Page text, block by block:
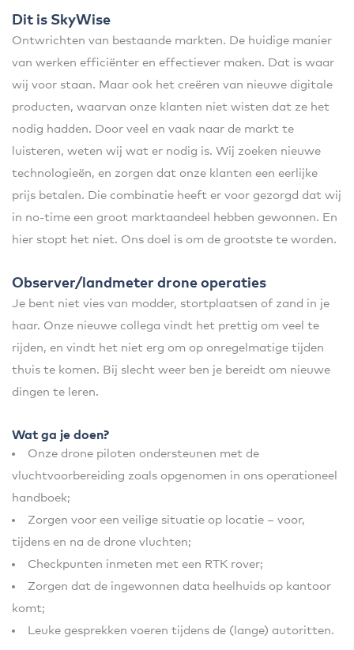
Dit is SkyWise
Ontwrichten van bestaande markten. De huidige manier
van werken efficiënter en effectiever maken. Dat is waar
wij voor staan. Maar ook het creëren van nieuwe digitale
producten, waarvan onze klanten niet wisten dat ze het
nodig hadden. Door veel en vaak naar de markt te
luisteren, weten wij wat er nodig is. Wij zoeken nieuwe
technologieën, en zorgen dat onze klanten een eerlijke
prijs betalen. Die combinatie heeft er voor gezorgd dat wij
in no-time een groot marktaandeel hebben gewonnen. En
hier stopt het niet. Ons doel is om de grootste te worden.
Observer/landmeter drone operaties
Je bent niet vies van modder, stortplaatsen of zand in je
haar. Onze nieuwe collega vindt het prettig om veel te
rijden, en vindt het niet erg om op onregelmatige tijden
thuis te komen. Bij slecht weer ben je bereidt om nieuwe
dingen te leren.
Wat ga je doen?
Onze drone piloten ondersteunen met de
vluchtvoorbereiding zoals opgenomen in ons operationeel
handboek;
Zorgen voor een veilige situatie op locatie – voor,
tijdens en na de drone vluchten;
Checkpunten inmeten met een RTK rover;
Zorgen dat de ingewonnen data heelhuids op kantoor
komt;
Leuke gesprekken voeren tijdens de (lange) autoritten.